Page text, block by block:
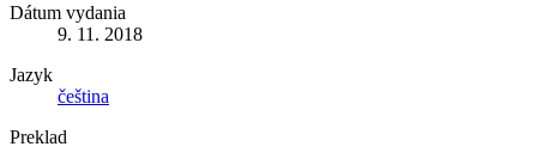
Dátum vydania
9. 11. 2018
Jazyk
čeština
Preklad